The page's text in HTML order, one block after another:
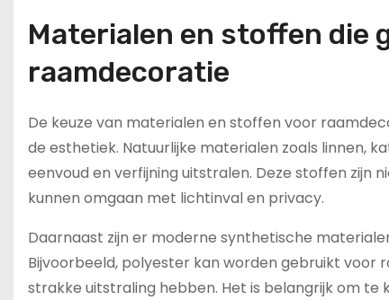
Materialen en stoffen die
raamdecoratie
De keuze van materialen en stoffen voor
de esthetiek. Natuurlijke materialen zoals linnen,
eenvoud en verfijning uitstralen. Deze stoffen zijn
kunnen omgaan met lichtinval en privacy.
Daarnaast zijn er moderne synthetische
Bijvoorbeeld, polyester kan worden gebruikt voor
strakke uitstraling hebben. Het is belangrijk om te